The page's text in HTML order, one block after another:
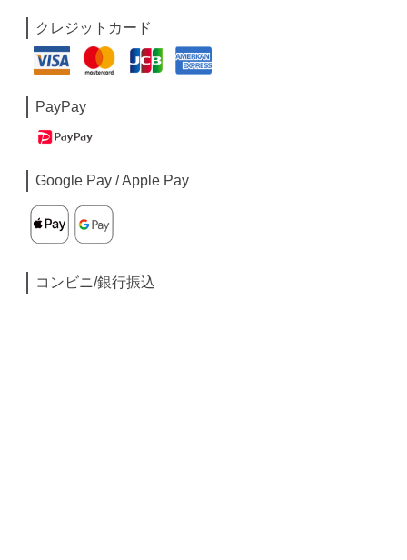
クレジットカード
PayPay
Google Pay / Apple Pay
コンビニ/銀行振込